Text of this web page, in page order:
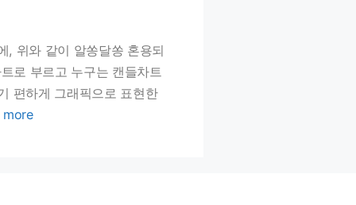
, 위와 같이 알쏭달쏭 혼용되
로 부르고 누구는 캔들차트
편하게 그래픽으로 표현한
more